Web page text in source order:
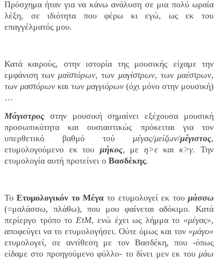
Πρόσχημα ήταν για να κάνω ανάλυση σε μια πολύ ωραία
λέξη, σε ιδιότητα που φέρω κι εγώ, ως εκ του
επαγγέλματός μου.
Κατά καιρούς, στην ιστορία της μουσικής είχαμε την
εμφάνιση των μαϊστόρων, των μαγίστρων, των μαέστρων,
των μαστόρωνκαι των μαγγιόρων (όχι μόνο στην μουσική)
…
Μάγιστροςστην μουσική σημαίνει εξέχουσα μουσική
προσωπικότητα και ουσιαστικώς πρόκειται για τον
υπερθετικό βαθμό τού μέγας/μείζων/μέγιστος,
ετυμολογούμενο εκ του μήκος, με η>ε και κ>γ.
Την
ετυμολογία αυτή προτείνει ο Βασδέκης.
ΤοΕτυμολογικόν το Μέγα το ετυμολογεί εκ τουμάσσω
(=μαλάσσω, πλάθω), που μου φαίνεται αδόκιμο. Κατά
περίεργο τρόπο το ΕτΜ, ενώ έχει ως λήμμα το «μέγας»,
αποφεύγει να το ετυμολογήσει. Ούτε όμως και τον «μάγο»
ετυμολογεί, σε αντίθεση με τον Βασδέκη, που -όπως
είδαμε στο προηγούμενο φύλλο- το δίνει μεν εκ του μάω